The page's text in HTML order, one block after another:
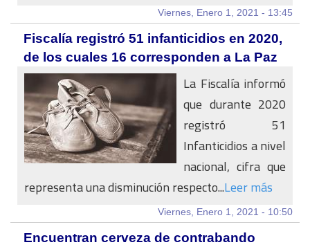
Viernes, Enero 1, 2021 - 13:45
Fiscalía registró 51 infanticidios en 2020,
de los cuales 16 corresponden a La Paz
La Fiscalía informó
que durante 2020
registró 51
Infanticidios a nivel
nacional, cifra que
representa una disminución respecto...Leer más
Viernes, Enero 1, 2021 - 10:50
Encuentran cerveza de contrabando